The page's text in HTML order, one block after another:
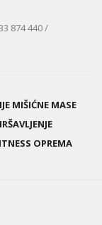
874 440 /
MIŠIĆNE MASE
OPREMA